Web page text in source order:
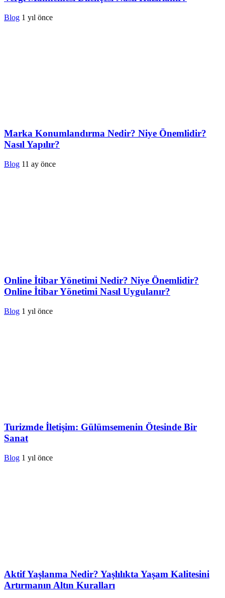
Blog 1 yıl önce
Marka Konumlandırma Nedir? Niye Önemlidir?
Nasıl Yapılır?
Blog 11 ay önce
Online İtibar Yönetimi Nedir? Niye Önemlidir?
Online İtibar Yönetimi Nasıl Uygulanır?
Blog 1 yıl önce
Turizmde İletişim: Gülümsemenin Ötesinde Bir
Sanat
Blog 1 yıl önce
Aktif Yaşlanma Nedir? Yaşlılıkta Yaşam Kalitesini
Artırmanın Altın Kuralları